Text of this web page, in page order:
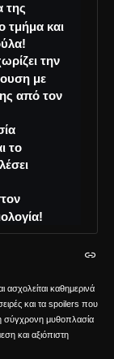
της
τμήμα και
την
με
από τον
το
καθημερινά
σειρές και τα spoilers που
σύγχρονη μυθοπλασία
και αξιόπιστη